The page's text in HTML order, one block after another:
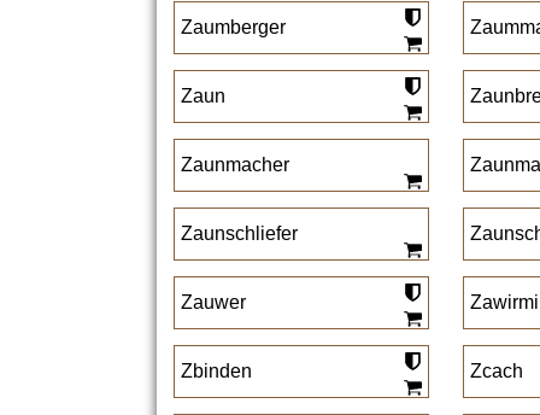
Zaumberger
Zaun
Zaunmacher
Zaunschliefer
Zauwer
Zbinden Zcach